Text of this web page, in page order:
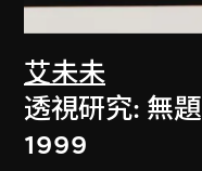
艾未未
透視研究: 無題
1999